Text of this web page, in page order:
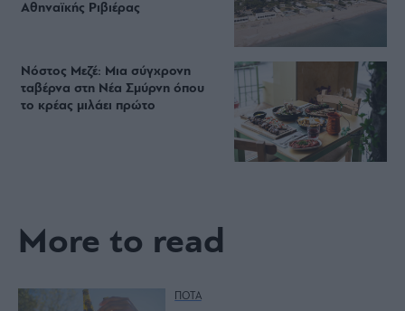
Αθηναϊκής Ριβιέρας
Νόστος Μεζέ: Μια σύγχρονη
ταβέρνα στη Νέα Σμύρνη όπου
το κρέας μιλάει πρώτο
More to read
ΠΟΤΑ